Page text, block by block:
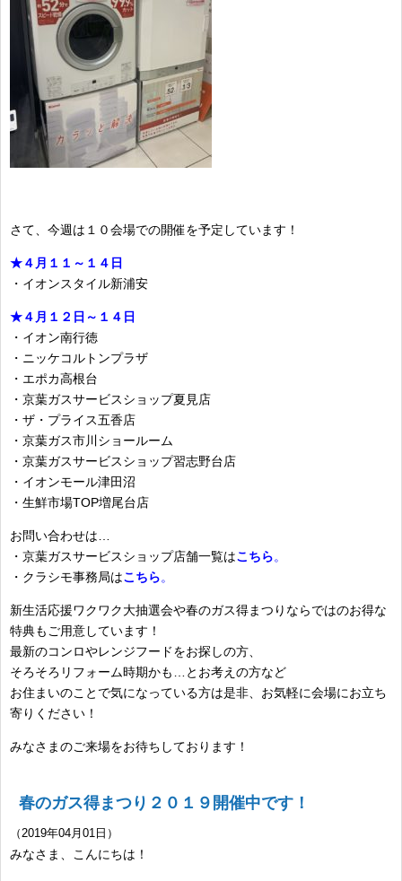
さて、今週は１０会場での開催を予定しています！
★４月１１～１４日
・イオンスタイル新浦安
★４月１２日～１４日
・イオン南行徳
・ニッケコルトンプラザ
・エポカ高根台
・京葉ガスサービスショップ夏見店
・ザ・プライス五香店
・京葉ガス市川ショールーム
・京葉ガスサービスショップ習志野台店
・イオンモール津田沼
・生鮮市場TOP増尾台店
お問い合わせは…
・京葉ガスサービスショップ店舗一覧はこちら。
・クラシモ事務局はこちら。
新生活応援ワクワク大抽選会や春のガス得まつりならではのお得な
特典もご用意しています！
最新のコンロやレンジフードをお探しの方、
そろそろリフォーム時期かも…とお考えの方など
お住まいのことで気になっている方は是非、お気軽に会場にお立ち
寄りください！
みなさまのご来場をお待ちしております！
春のガス得まつり２０１９開催中です！
（2019年04月01日）
みなさま、こんにちは！